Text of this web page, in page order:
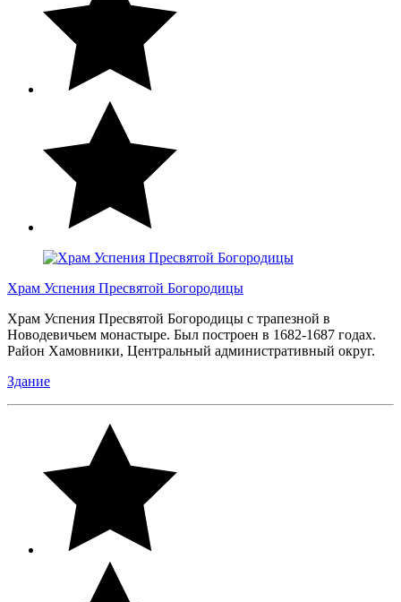
Храм Успения Пресвятой Богородицы
Храм Успения Пресвятой Богородицы с трапезной в
Новодевичьем монастыре. Был построен в 1682-1687 годах.
Район Хамовники, Центральный административный округ.
Здание